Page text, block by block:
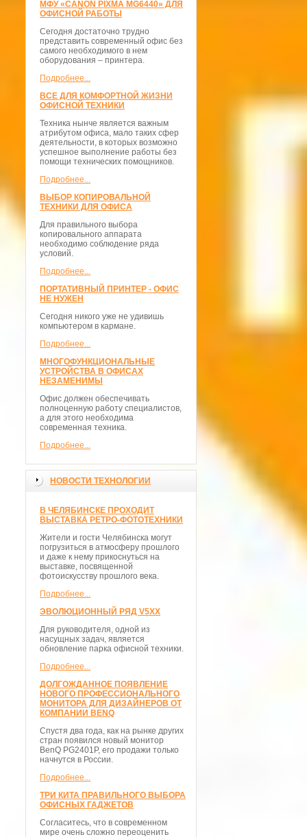
МФУ «CANON PIXMA MG6440» ДЛЯ
ОФИСНОЙ РАБОТЫ
Сегодня достаточно трудно
представить современный офис без
самого необходимого в нем
оборудования – принтера.
Подробнее...
ВСЕ ДЛЯ КОМФОРТНОЙ ЖИЗНИ
ОФИСНОЙ ТЕХНИКИ
Техника нынче является важным
атрибутом офиса, мало таких сфер
деятельности, в которых возможно
успешное выполнение работы без
помощи технических помощников.
Подробнее...
ВЫБОР КОПИРОВАЛЬНОЙ
ТЕХНИКИ ДЛЯ ОФИСА
Для правильного выбора
копировального аппарата
необходимо соблюдение ряда
условий.
Подробнее...
ПОРТАТИВНЫЙ ПРИНТЕР - ОФИС
НЕ НУЖЕН
Сегодня никого уже не удивишь
компьютером в кармане.
Подробнее...
МНОГОФУНКЦИОНАЛЬНЫЕ
УСТРОЙСТВА В ОФИСАХ
НЕЗАМЕНИМЫ
Офис должен обеспечивать
полноценную работу специалистов,
а для этого необходима
современная техника.
Подробнее...
НОВОСТИ ТЕХНОЛОГИИ
В ЧЕЛЯБИНСКЕ ПРОХОДИТ
ВЫСТАВКА РЕТРО-ФОТОТЕХНИКИ
Жители и гости Челябинска могут
погрузиться в атмосферу прошлого
и даже к нему прикоснуться на
выставке, посвященной
фотоискусству прошлого века.
Подробнее...
ЭВОЛЮЦИОННЫЙ РЯД V5XX
Для руководителя, одной из
насущных задач, является
обновление парка офисной техники.
Подробнее...
ДОЛГОЖДАННОЕ ПОЯВЛЕНИЕ
НОВОГО ПРОФЕССИОНАЛЬНОГО
МОНИТОРА ДЛЯ ДИЗАЙНЕРОВ ОТ
КОМПАНИИ BENQ
Спустя два года, как на рынке других
стран появился новый монитор
BenQ PG2401P, его продажи только
начнутся в России.
Подробнее...
ТРИ КИТА ПРАВИЛЬНОГО ВЫБОРА
ОФИСНЫХ ГАДЖЕТОВ
Согласитесь, что в современном
мире очень сложно переоценить